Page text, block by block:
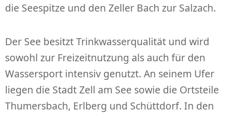
die Seespitze und den Zeller Bach zur Salzach.
Der See besitzt Trinkwasserqualität und wird
sowohl zur Freizeitnutzung als auch für den
Wassersport intensiv genutzt. An seinem Ufer
liegen die Stadt Zell am See sowie die Ortsteile
Thumersbach, Erlberg und Schüttdorf. In den